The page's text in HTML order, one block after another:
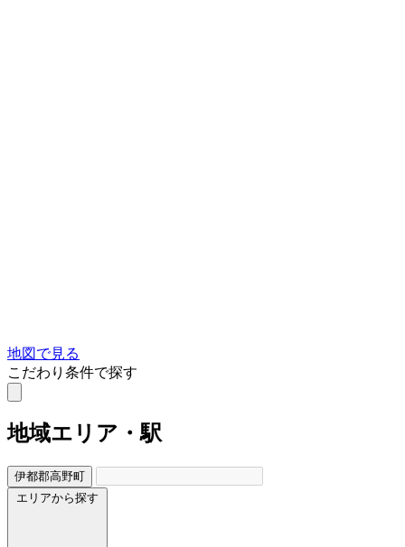
地図で見る
こだわり条件で探す
地域エリア・駅
伊都郡高野町
エリアから探す